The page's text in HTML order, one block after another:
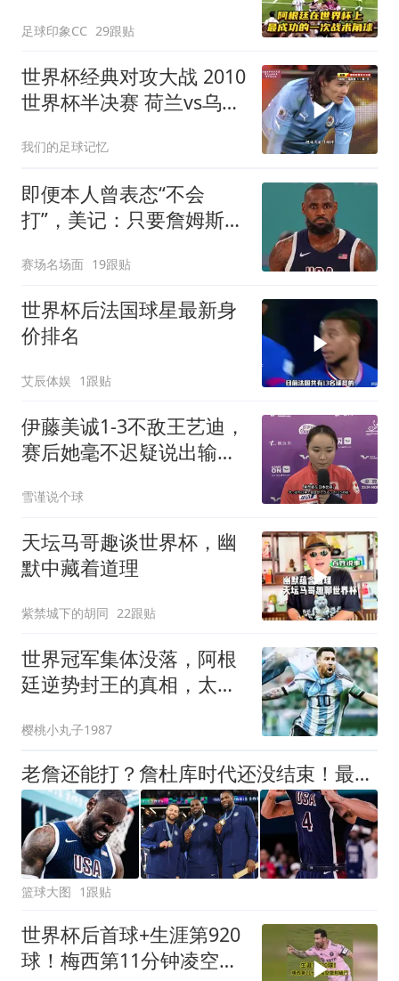
足球印象CC 29跟贴
世界杯经典对攻大战 2010
世界杯半决赛 荷兰vs乌拉
我们的足球记忆
即便本人曾表态“不会
打”，美记：只要詹姆斯想
位置
赛场名场面 19跟贴
世界杯后法国球星最新身
价排名
艾辰体娱 1跟贴
伊藤美诚1‑3不敌王艺迪，
赛后她毫不迟疑说出输球
雪谨说个球
天坛马哥趣谈世界杯，幽
默中藏着道理
紫禁城下的胡同 22跟贴
世界冠军集体没落，阿根
廷逆势封王的真相，太实
樱桃小丸子1987
老詹还能打？詹杜库时代还没结束！最后一舞还有下一篇章！
篮球大图 1跟贴
世界杯后首球+生涯第920
球！梅西第11分钟凌空垫